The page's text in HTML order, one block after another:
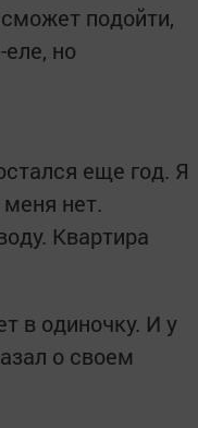
подойти,
но
еще год. Я
нет.
Квартира
в одиночку. И у
о своем